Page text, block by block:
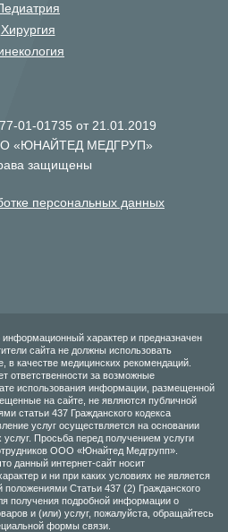
Хирургия
01-01735 от 21.01.2019
«ЮНАЙТЕД МЕДГРУП»
защищены
персональных данных
характер и предназначен
сайта не должны использовать
качестве медицинских рекомендаций.
за возможные
использования информации, размещенной
на сайте, не являются публичной
статьи 437 Гражданского кодекса
услуг осуществляется на основании
услуг. Просьба перед получением услуги
ООО «Юнайтед Медгрупп».
данный интернет-сайт носит
и ни при каких условиях не является
Статьи 437 (2) Гражданского
получения подробной информации о
и (или) услуг, пожалуйста, обращайтесь
формы связи.